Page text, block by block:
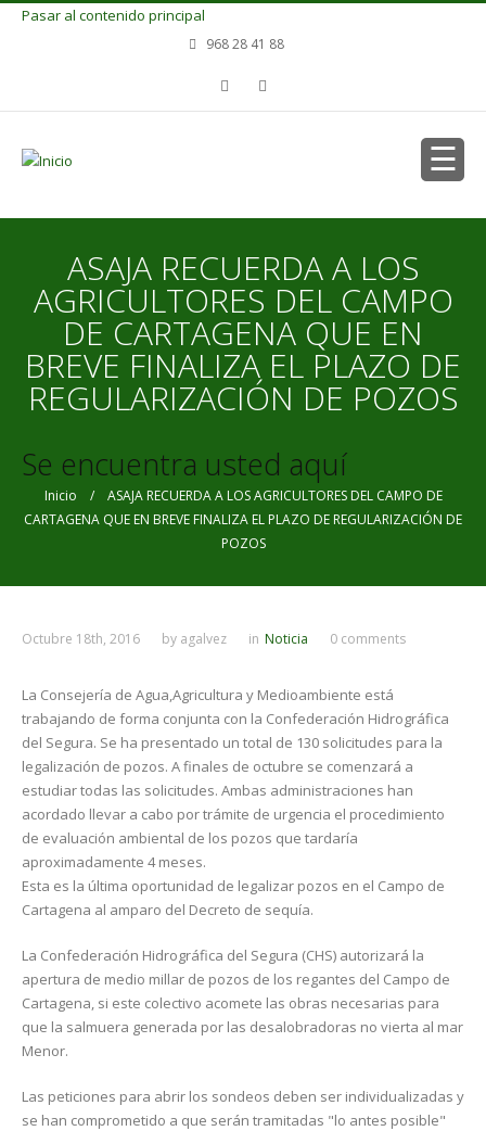
Pasar al contenido principal
968 28 41 88
ASAJA RECUERDA A LOS
AGRICULTORES DEL CAMPO
DE CARTAGENA QUE EN
BREVE FINALIZA EL PLAZO DE
REGULARIZACIÓN DE POZOS
Se encuentra usted aquí
Inicio / ASAJA RECUERDA A LOS AGRICULTORES DEL CAMPO DE
CARTAGENA QUE EN BREVE FINALIZA EL PLAZO DE REGULARIZACIÓN DE
POZOS
Octubre 18th, 2016 by agalvez in Noticia 0 comments
La Consejería de Agua,Agricultura y Medioambiente está
trabajando de forma conjunta con la Confederación Hidrográfica
del Segura. Se ha presentado un total de 130 solicitudes para la
legalización de pozos. A finales de octubre se comenzará a
estudiar todas las solicitudes. Ambas administraciones han
acordado llevar a cabo por trámite de urgencia el procedimiento
de evaluación ambiental de los pozos que tardaría
aproximadamente 4 meses.
Esta es la última oportunidad de legalizar pozos en el Campo de
Cartagena al amparo del Decreto de sequía.
La Confederación Hidrográfica del Segura (CHS) autorizará la
apertura de medio millar de pozos de los regantes del Campo de
Cartagena, si este colectivo acomete las obras necesarias para
que la salmuera generada por las desalobradoras no vierta al mar
Menor.
Las peticiones para abrir los sondeos deben ser individualizadas y
se han comprometido a que serán tramitadas "lo antes posible"